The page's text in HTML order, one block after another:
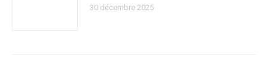
30 décembre 2025